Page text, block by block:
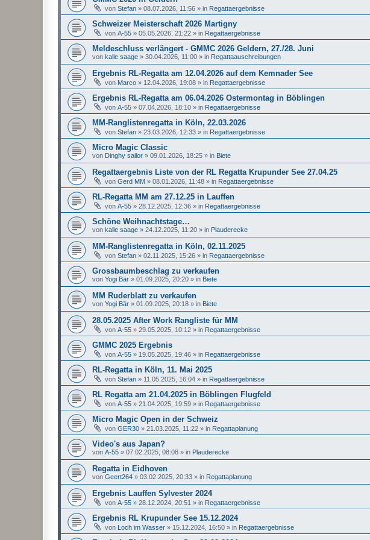
von Stefan » 08.07.2026, 11:56 » in Regattaergebnisse
Schweizer Meisterschaft 2026 Martigny
von A-55 » 05.05.2026, 21:22 » in Regattaergebnisse
Meldeschluss verlängert - GMMC 2026 Geldern, 27./28. Juni
von kalle saage » 30.04.2026, 11:00 » in Regattaauschreibungen
Ergebnis RL-Regatta am 12.04.2026 auf dem Kemnader See
von Marco » 12.04.2026, 19:08 » in Regattaergebnisse
Ergebnis RL-Regatta am 06.04.2026 Ostermontag in Böblingen
von A-55 » 07.04.2026, 18:10 » in Regattaergebnisse
MM-Ranglistenregatta in Köln, 22.03.2026
von Stefan » 23.03.2026, 12:33 » in Regattaergebnisse
Micro Magic Classic
von Dinghy sailor » 09.01.2026, 18:25 » in Biete
Regattaergebnis Liste von der RL Regatta Krupunder See 27.04.25
von Gerd MM » 08.01.2026, 11:48 » in Regattaergebnisse
RL-Regatta MM am 27.12.25 in Lauffen
von A-55 » 28.12.2025, 12:36 » in Regattaergebnisse
Schöne Weihnachtstage…
von kalle saage » 24.12.2025, 11:20 » in Plauderecke
MM-Ranglistenregatta in Köln, 02.11.2025
von Stefan » 02.11.2025, 15:26 » in Regattaergebnisse
Grossbaumbeschlag zu verkaufen
von Yogi Bär » 01.09.2025, 20:20 » in Biete
MM Ruderblatt zu verkaufen
von Yogi Bär » 01.09.2025, 20:18 » in Biete
28.05.2025 After Work Rangliste für MM
von A-55 » 29.05.2025, 10:12 » in Regattaergebnisse
GMMC 2025 Ergebnis
von A-55 » 19.05.2025, 19:46 » in Regattaergebnisse
RL-Regatta in Köln, 11. Mai 2025
von Stefan » 11.05.2025, 16:04 » in Regattaergebnisse
RL Regatta am 21.04.2025 in Böblingen Flugfeld
von A-55 » 21.04.2025, 19:59 » in Regattaergebnisse
Micro Magic Open in der Schweiz
von GER30 » 21.03.2025, 11:22 » in Regattaplanung
Video's aus Japan?
von A-55 » 07.02.2025, 08:08 » in Plauderecke
Regatta in Eidhoven
von Geert264 » 03.02.2025, 20:33 » in Regattaplanung
Ergebnis Lauffen Sylvester 2024
von A-55 » 28.12.2024, 20:51 » in Regattaergebnisse
Ergebnis RL Krupunder See 15.12.2024
von Loch im Wasser » 15.12.2024, 16:50 » in Regattaergebnisse